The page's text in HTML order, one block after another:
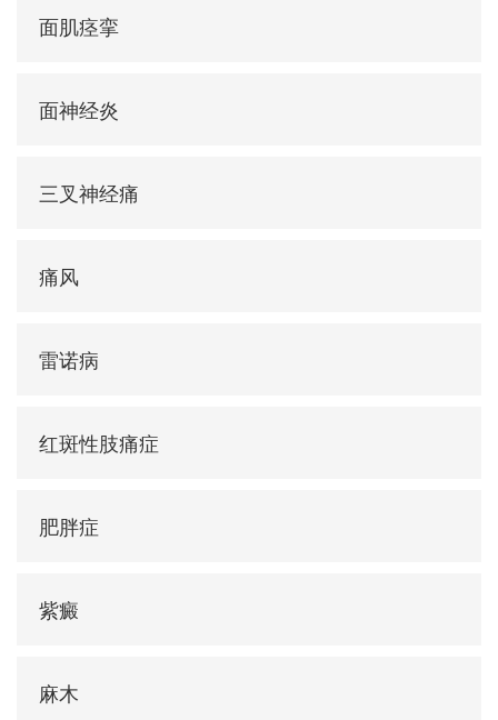
面肌痉挛
面神经炎
三叉神经痛
痛风
雷诺病
红斑性肢痛症
肥胖症
紫癜
麻木